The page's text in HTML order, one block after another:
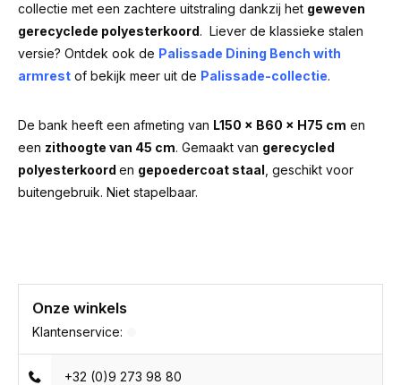
collectie met een zachtere uitstraling dankzij het geweven
gerecyclede polyesterkoord. Liever de klassieke stalen
versie? Ontdek ook de Palissade Dining Bench with
armrest of bekijk meer uit de Palissade-collectie.
De bank heeft een afmeting van L150 × B60 × H75 cm en
een zithoogte van 45 cm. Gemaakt van gerecycled
polyesterkoord en gepoedercoat staal , geschikt voor
buitengebruik. Niet stapelbaar.
Onze winkels
Klantenservice:
+32 (0)9 273 98 80